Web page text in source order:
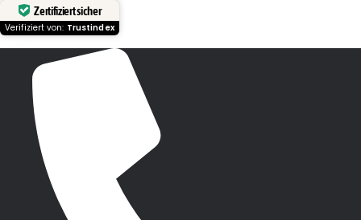
Zertifiziert sicher
Verifiziert von: Trustindex